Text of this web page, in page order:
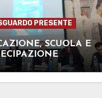
PRESENTE
SCUOLA E
– LA TAVOLA